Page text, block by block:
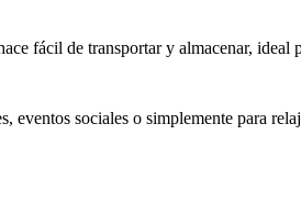
fácil de transportar y almacenar, ideal
sociales o simplemente para